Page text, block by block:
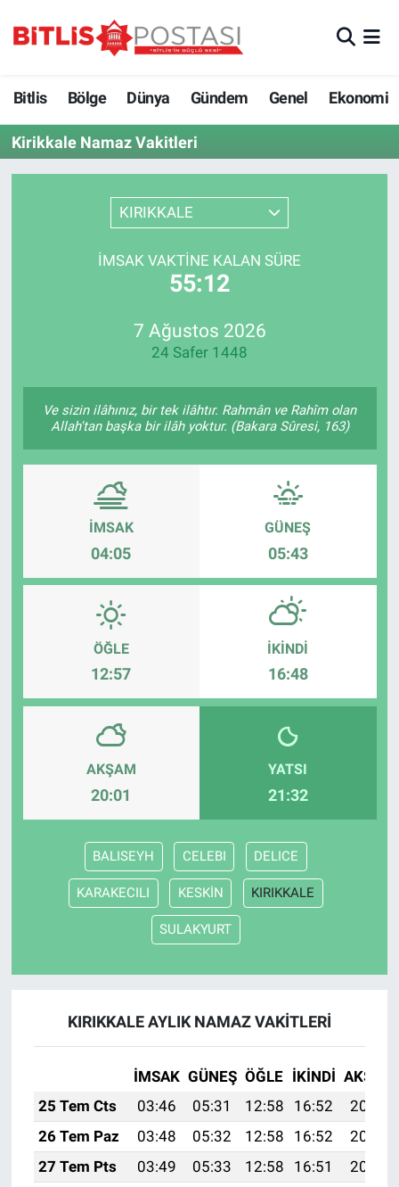
Bitlis Bölge Dünya Gündem Genel Ekonomi
Kirikkale Namaz Vakitleri
KIRIKKALE
İMSAK VAKTINE KALAN SÜRE
55:12
7 Ağustos 2026
24 Safer 1448
Ve sizin ilâhınız, bir tek ilâhtır. Rahmân ve Rahîm olan
Allah'tan başka bir ilâh yoktur. (Bakara Sûresi, 163)
İMSAK
04:05
GÜNEŞ
05:43
ÖĞLE
12:57
İKINDI
16:48
AKŞAM
20:01
YATSI
21:32
BALISEYH CELEBI DELICE
KARAKECILI KESKİN KIRIKKALE
SULAKYURT
KIRIKKALE AYLIK NAMAZ VAKITLERI
İMSAK GÜNEŞ ÖĞLE İKINDI AKŞAM
25 Tem Cts
03:46 05:31 12:58 16:52
20:14
26 Tem Paz
03:48 05:32 12:58 16:52
20:13
27 Tem Pts
03:49 05:33 12:58 16:51
20:12
Bölge
Genel
Gündem
Kültür-Sanat
Magazin
Resmi İlanlar
Siyaset
Bitlis Trafik Yoğunluk Haritası
Süper Lig Puan Durumu ve Fikstür
Tüm Manşetler
Son Dakika Haberleri